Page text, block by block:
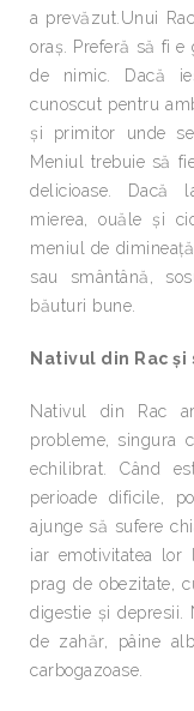
a prevăzut.Unui
oraş. Preferă să fi
de nimic. Dacă
cunoscut pentru
şi primitor unde
Meniul trebuie să
delicioase. Dacă
mierea, ouăle şi
meniul de
sau smântână,
băuturi bune.
Nativul din Rac şi
Nativul din Rac
probleme, singura
echilibrat. Când
perioade dificile,
ajunge să sufere
iar emotivitatea lor
prag de obezitate,
digestie şi depresii.
de zahăr, pâine
carbogazoase.